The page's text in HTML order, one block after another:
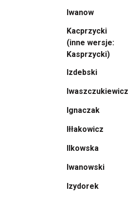
Iwanow
Kacprzycki
(inne wersje:
Kasprzycki)
Izdebski
Iwaszczukiewicz
Ignaczak
Iłłakowicz
Ilkowska
Iwanowski
Izydorek